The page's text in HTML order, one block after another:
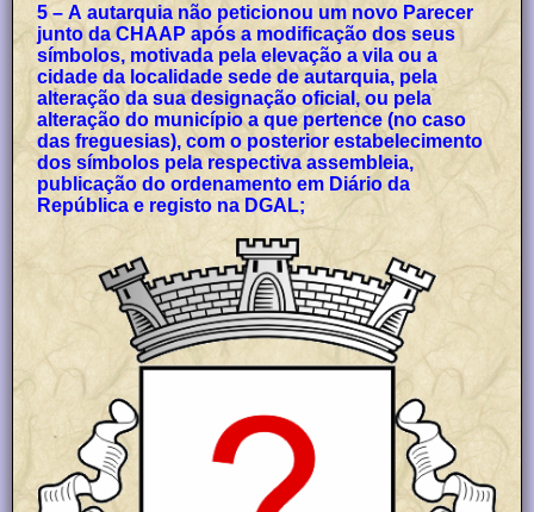
5 – A autarquia não peticionou um novo Parecer
junto da CHAAP após a modificação dos seus
símbolos, motivada pela elevação a vila ou a
cidade da localidade sede de autarquia, pela
alteração da sua designação oficial, ou pela
alteração do município a que pertence (no caso
das freguesias), com o posterior estabelecimento
dos símbolos pela respectiva assembleia,
publicação do ordenamento em Diário da
República e registo na DGAL;